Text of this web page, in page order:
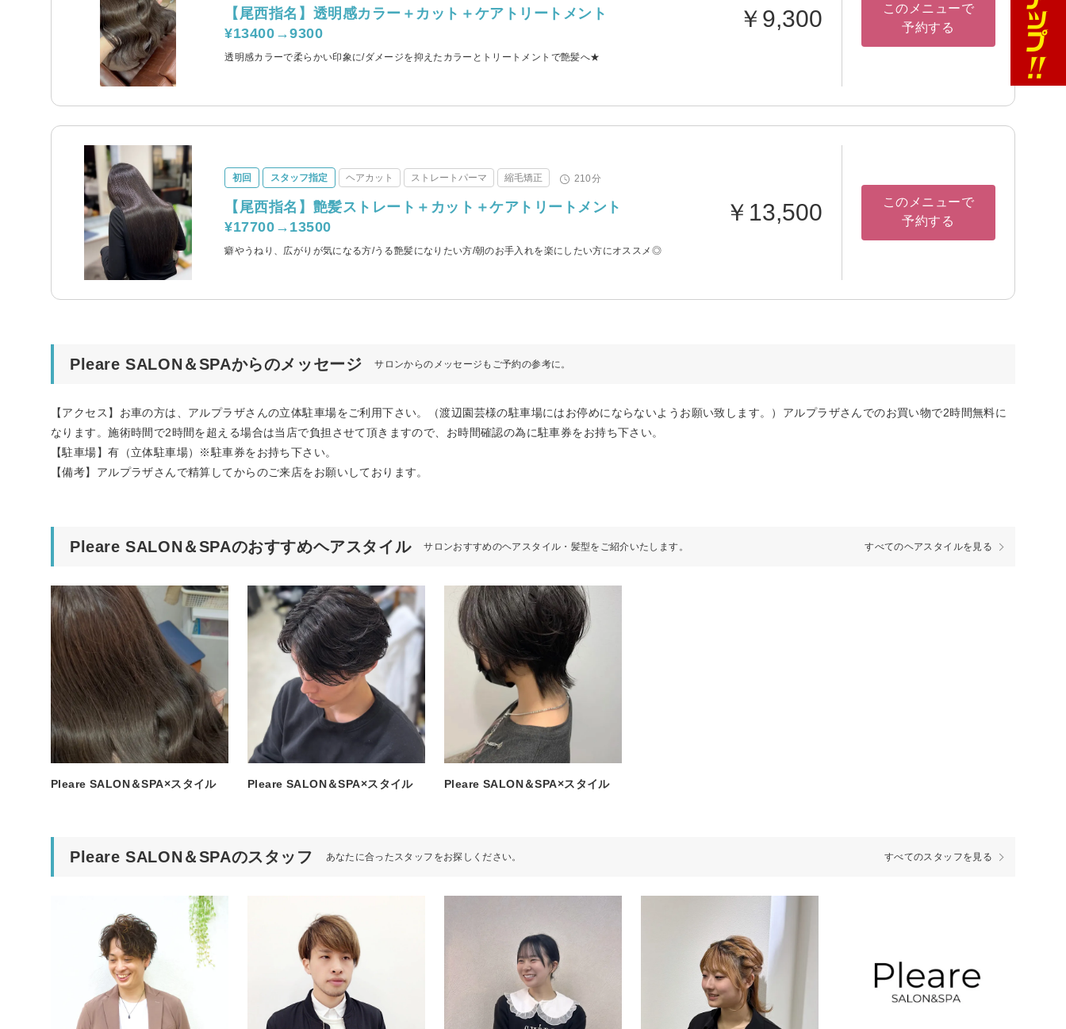
【尾西指名】透明感カラー＋カット＋ケアトリートメント
¥13400→9300
透明感カラーで柔らかい印象に/ダメージを抑えたカラーとトリートメントで艶髪へ★
￥9,300
このメニューで
予約する
初回 スタッフ指定 ヘアカット ストレートパーマ 縮毛矯正 210分
【尾西指名】艶髪ストレート＋カット＋ケアトリートメント
¥17700→13500
癖やうねり、広がりが気になる方/うる艶髪になりたい方/朝のお手入れを楽にしたい方にオススメ◎
￥13,500
このメニューで
予約する
Pleare SALON＆SPAからのメッセージ サロンからのメッセージもご予約の参考に。
【アクセス】お車の方は、アルプラザさんの立体駐車場をご利用下さい。（渡辺園芸様の駐車場にはお停めにならないようお願い致します。）アルプラザさんでのお買い物で2時間無料に
なります。施術時間で2時間を超える場合は当店で負担させて頂きますので、お時間確認の為に駐車券をお持ち下さい。
【駐車場】有（立体駐車場）※駐車券をお持ち下さい。
【備考】アルプラザさんで精算してからのご来店をお願いしております。
Pleare SALON＆SPAのおすすめヘアスタイル サロンおすすめのヘアスタイル・髪型をご紹介いたします。 すべてのヘアスタイルを見る
Pleare SALON＆SPA×スタイル Pleare SALON＆SPA×スタイル Pleare SALON＆SPA×スタイル
Pleare SALON＆SPAのスタッフ あなたに合ったスタッフをお探しください。 すべてのスタッフを見る